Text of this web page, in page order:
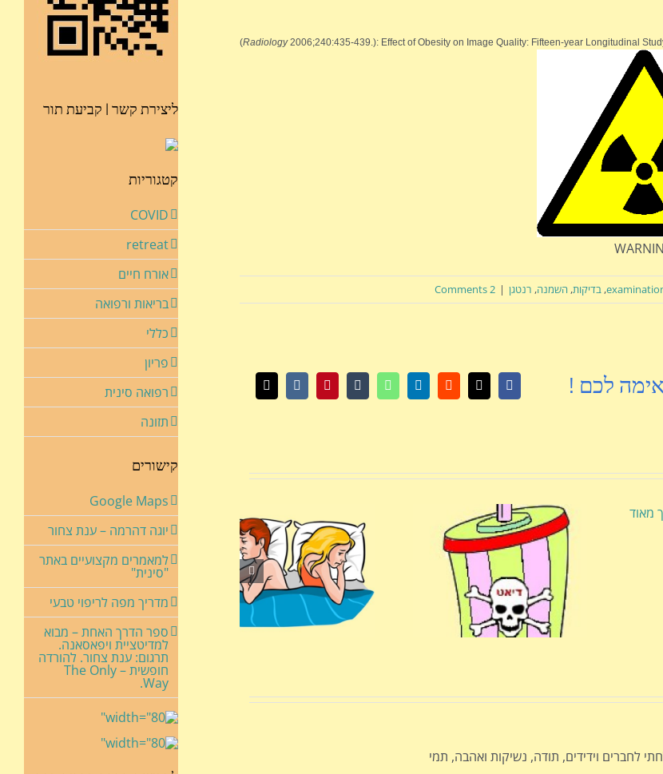
(Radiology2006;240:435-439.): Effect of Obesity on Image Quality: Fifteen-year Longitudinal
, בדיקות, השמנה, רנטגן |
2 Comments
לכם ! Facebook
X
Reddit
LinkedIn
WhatsApp
Tumblr
Pinterest
Vk
כתובת
דואר
לחברים וידידים, תודה, נשיקות ואהבה, תמי
ליצירת קשר | קביעת תור
קטגוריות
COVID
retreat
אורח חיים
בריאות ורפואה
כללי
פריון
רפואה סינית
תזונה
קישורים
Google Maps
יוגה דהרמה – ענת צחור
למאמרים מקצועיים באתר
"סינית"
מדריך מפה לריפוי טבעי
ספר הדרך האחת – מבוא
למדיטציית ויפאסאנה.
תרגום: ענת צחור. להורדה
חופשית – The Only
Way.